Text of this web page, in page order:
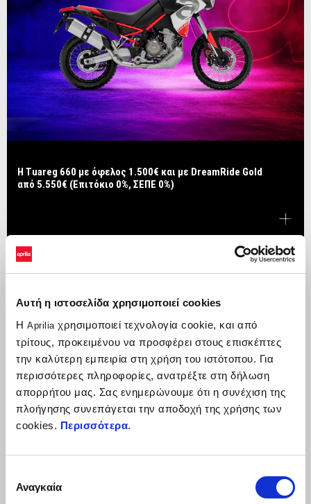
Αυτή η ιστοσελίδα χρησιμοποιεί cookies
Η Aprilia χρησιμοποιεί τεχνολογία cookie, και από
τρίτους, προκειμένου να προσφέρει στους επισκέπτες
την καλύτερη εμπειρία στη χρήση του ιστότοπου. Για
περισσότερες πληροφορίες, ανατρέξτε στη δήλωση
απορρήτου μας. Σας ενημερώνουμε ότι η συνέχιση της
πλοήγησης συνεπάγεται την αποδοχή της χρήσης των
cookies. Περισσότερα.
συγκατάθεσης
Αναγκαία
Η Tuareg 660 με όφελος 1.500€ και με DreamRide Gold
από 5.550€ (Επιτόκιο 0%, ΣΕΠΕ 0%)